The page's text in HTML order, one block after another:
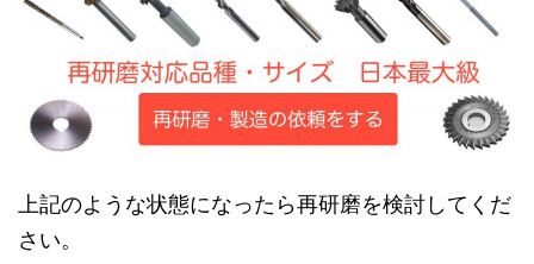
上記のような状態になったら再研磨を検討してくだ
さい。